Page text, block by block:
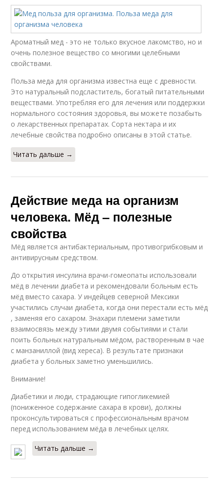
Ароматный мед - это не только вкусное лакомство, но и
очень полезное вещество со многими целебными
свойствами.
Польза меда для организма известна еще с древности.
Это натуральный подсластитель, богатый питательными
веществами. Употребляя его для лечения или поддержки
нормального состояния здоровья, вы можете позабыть
о лекарственных препаратах. Сорта нектара и их
лечебные свойства подробно описаны в этой статье.
Читать дальше →
Действие меда на организм
человека. Мёд – полезные
свойства
Мёд является антибактериальным, противогрибковым и
антивирусным средством.
До открытия инсулина врачи-гомеопаты использовали
мёд в лечении диабета и рекомендовали больным есть
мёд вместо сахара. У индейцев северной Мексики
участились случаи диабета, когда они перестали есть мёд
, заменяя его сахаром. Знахари племени заметили
взаимосвязь между этими двумя событиями и стали
поить больных натуральным мёдом, растворенным в чае
с манзаниллой (вид хереса). В результате признаки
диабета у больных заметно уменьшились.
Внимание!
Диабетики и люди, страдающие гипогликемией
(пониженное содержание сахара в крови), должны
проконсультироваться с профессиональным врачом
перед использованием мёда в лечебных целях.
Читать дальше →